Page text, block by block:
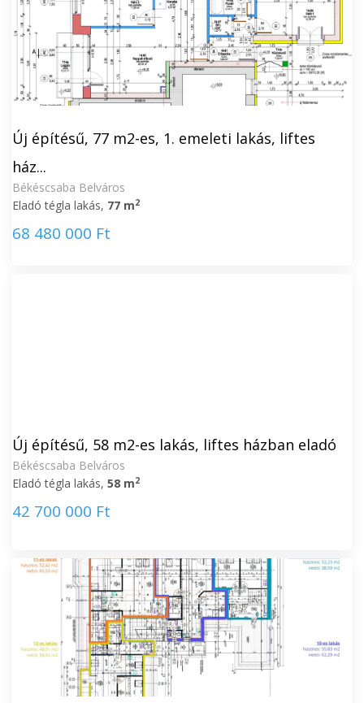
Új építésű, 77 m2-es, 1. emeleti lakás, liftes
ház...
Békéscsaba Belváros
Eladó tégla lakás, 77 m2
68 480 000 Ft
Új építésű, 58 m2-es lakás, liftes házban eladó
Békéscsaba Belváros
Eladó tégla lakás, 58 m2
42 700 000 Ft